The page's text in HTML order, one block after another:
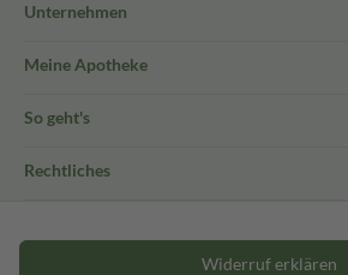
Unternehmen
Meine Apotheke
So geht's
Rechtliches
Widerruf erklären